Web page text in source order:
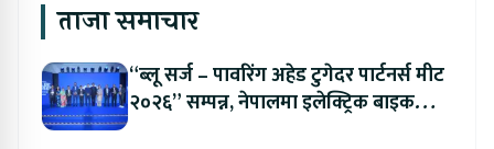
ताजा समाचार
“ब्लू सर्ज – पावरिंग अहेड टुगेदर पार्टनर्स मीट
२०२६” सम्पन्न, नेपालमा इलेक्ट्रिक बाइक